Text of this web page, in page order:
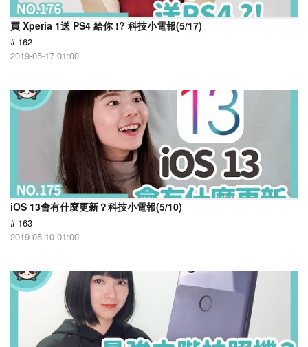
買 Xperia 1送 PS4 給你 !? 科技小電報(5/17)
# 162
2019-05-17 01:00
iOS 13會有什麼更新？科技小電報(5/10)
# 163
2019-05-10 01:00